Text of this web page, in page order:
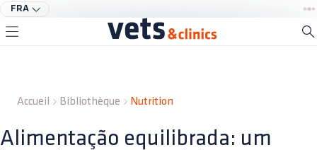
FRA
Accueil Bibliothèque Nutrition
Alimentação equilibrada: um